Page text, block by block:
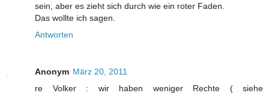
sein, aber es zieht sich durch wie ein roter Faden.
Das wollte ich sagen.
Antworten
Anonym März 20, 2011
re Volker : wir haben weniger Rechte ( siehe